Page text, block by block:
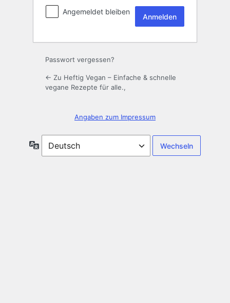
Angemeldet bleiben
Passwort vergessen?
← Zu Heftig Vegan – Einfache & schnelle
vegane Rezepte für alle.,
Angaben zum Impressum​
Sprache